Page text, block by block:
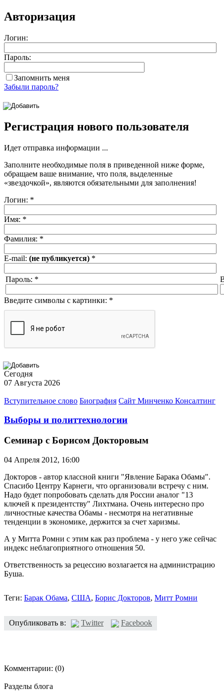
Авторизация
Логин:
Пароль:
Запомнить меня
Забыли пароль?
Регистрация нового пользователя
Идет отправка информации ...
Заполните необходимые поля в приведенной ниже форме,
обращаем ваше внимание, что поля, выделенные
«звездочкой», являются обязательными для заполнения!
Логин: *
Имя: *
Фамилия: *
E-mail: (не публикуется) *
Пароль: *
Введите символы с картинки: *
Сегодня
07 Августа 2026
Вступительное слово Биография Сайт Минченко Консалтинг
Выборы и политтехнологии
Семинар с Борисом Докторовым
04 Апреля 2012, 16:00
Докторов - автор классной книги "Явление Барака Обамы".
Спасибо Центру Карнеги, что организовали встречу с ним.
Надо будет попробовать сделать для России аналог "13
ключей к президентству" Лихтмана. Очень интересно про
личностные качества Обамы - несмотря на негативные
тенденции в экономике, держится за счет харизмы.
А у Митта Ромни с этим как раз проблема - у него уже сейчас
индекс неблагоприятного отношения 50.
Ответственность за рецессию возлагается на администрацию
Буша.
Теги: Барак Обама, США, Борис Докторов, Митт Ромни
Опубликовать в: Twitter Facebook
Комментарии: (0)
Разделы блога